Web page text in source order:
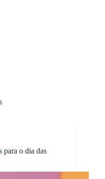
para o dia das